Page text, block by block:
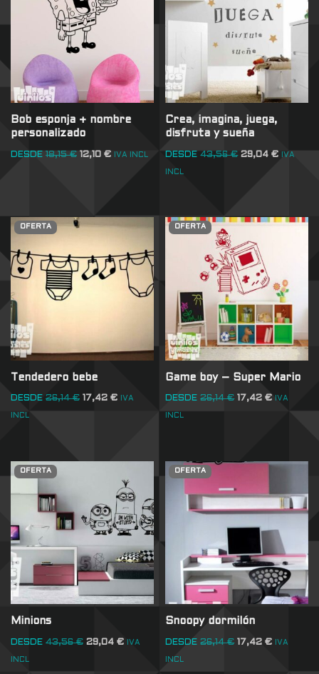
Bob esponja + nombre
personalizado
DESDE 18,15€ 12,10 € IVA INCL
Crea, imagina, juega,
disfruta y sueña
DESDE 43,56€ 29,04€ IVA
INCL
OFERTA
Tendedero bebe
DESDE 26,14€ 17,42 € IVA
INCL
OFERTA
Game boy – Super Mario
DESDE 26,14€ 17,42€ IVA
INCL
OFERTA
Minions
DESDE 43,56€ 29,04 € IVA
INCL
OFERTA
Snoopy dormilón
DESDE 26,14€ 17,42€ IVA
INCL